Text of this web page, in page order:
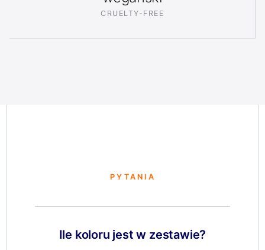
CRUELTY-FREE
PYTANIA
Ile koloru jest w zestawie?